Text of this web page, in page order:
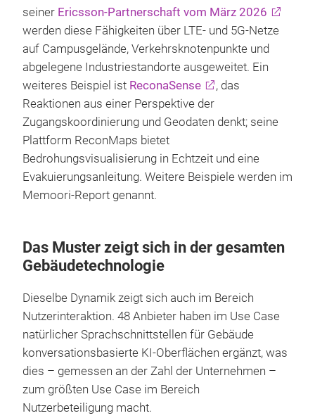
seiner Ericsson-Partnerschaft vom März 2026
werden diese Fähigkeiten über LTE- und 5G-Netze
auf Campusgelände, Verkehrsknotenpunkte und
abgelegene Industriestandorte ausgeweitet. Ein
weiteres Beispiel ist ReconaSense
, das
Reaktionen aus einer Perspektive der
Zugangskoordinierung und Geodaten denkt; seine
Plattform ReconMaps bietet
Bedrohungsvisualisierung in Echtzeit und eine
Evakuierungsanleitung. Weitere Beispiele werden im
Memoori-Report genannt.
Das Muster zeigt sich in der gesamten
Gebäudetechnologie
Dieselbe Dynamik zeigt sich auch im Bereich
Nutzerinteraktion. 48 Anbieter haben im Use Case
natürlicher Sprachschnittstellen für Gebäude
konversationsbasierte KI-Oberflächen ergänzt, was
dies – gemessen an der Zahl der Unternehmen –
zum größten Use Case im Bereich
Nutzerbeteiligung macht.